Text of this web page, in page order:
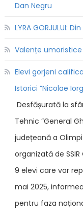
Dan Negru
LYRA GORJULUI:
Valențe umoristice
Elevi gorjeni
Istorici ”Nicolae
Desfășurată la
Tehnic ”General
județeană a
organizată de
9 elevi care vor
mai 2025,
pentru faza